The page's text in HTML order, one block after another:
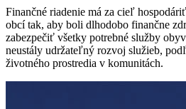
Finančné riadenie má za cieľ
obcí tak, aby boli dlhodobo finančne
zabezpečiť všetky potrebné služby
neustály udržateľný rozvoj služieb,
životného prostredia v komunitách.